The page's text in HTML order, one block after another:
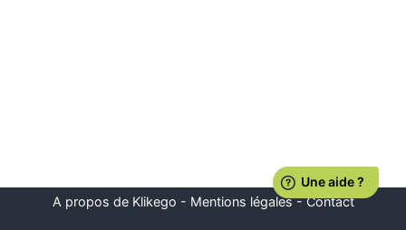
A propos de Klikego - Mentions légales-Contact